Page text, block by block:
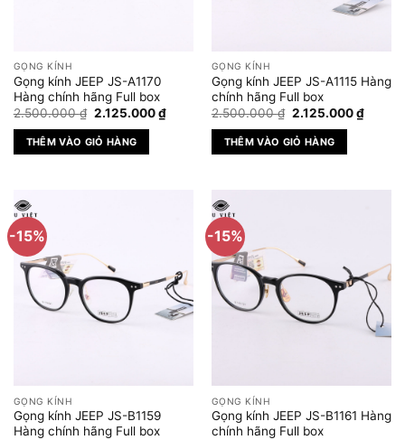
GỌNG KÍNH
Gọng kính JEEP JS-A1170
Hàng chính hãng Full box
2.500.000₫ Giá
là:
2.500.000 ₫.
2.125.000₫Giá
hiện
2.125.000 ₫.
THÊM VÀO GIỎ HÀNG
GỌNG KÍNH
Gọng kính JEEP JS-A1115 Hàng
chính hãng Full box
2.500.000₫ Giá
là:
2.500.000 ₫.
2.125.000₫Giá
hiện
THÊM VÀO GIỎ HÀNG
-15%
GỌNG KÍNH
Gọng kính JEEP JS-B1159
Hàng chính hãng Full box
-15%
GỌNG KÍNH
Gọng kính JEEP JS-B1161 Hàng
chính hãng Full box